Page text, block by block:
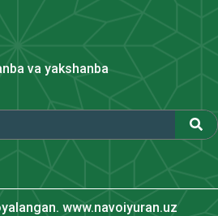
va yakshanba
www.navoiyuran.uz